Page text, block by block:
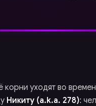
корни уходят во
Никиту (a.k.a. 278):